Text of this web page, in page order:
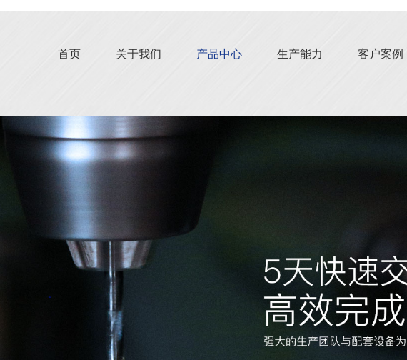
首页 关于我们 产品中心 生产能力 客户案例